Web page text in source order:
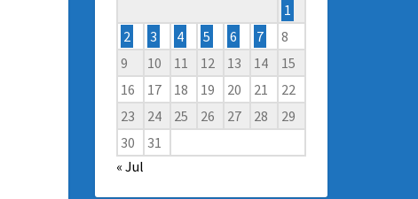
1
2
3 4 5 6 7
8
9
10 11 12 13 14
15
16
17 18 19 20 21
22
23
24 25 26 27 28
29
30
31
« Jul